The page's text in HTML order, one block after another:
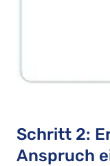
Schritt 2:
Anspruch